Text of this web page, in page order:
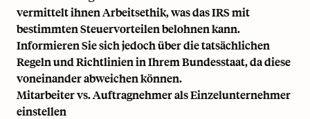
vermittelt ihnen Arbeitsethik, was das IRS mit
bestimmten Steuervorteilen belohnen kann.
Informieren Sie sich jedoch über die tatsächlichen
Regeln und Richtlinien in Ihrem Bundesstaat, da diese
voneinander abweichen können.
Mitarbeiter vs. Auftragnehmer als Einzelunternehmer
einstellen